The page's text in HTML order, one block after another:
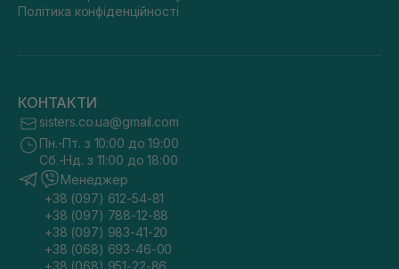
Політика конфіденційності
КОНТАКТИ
sisters.co.ua@gmail.com
Пн.-Пт. з 10:00 до 19:00
Сб.-Нд. з 11:00 до 18:00
Менеджер
+38 (097) 612-54-81
+38 (097) 788-12-88
+38 (097) 983-41-20
+38 (068) 693-46-00
+38 (068) 951-22-86